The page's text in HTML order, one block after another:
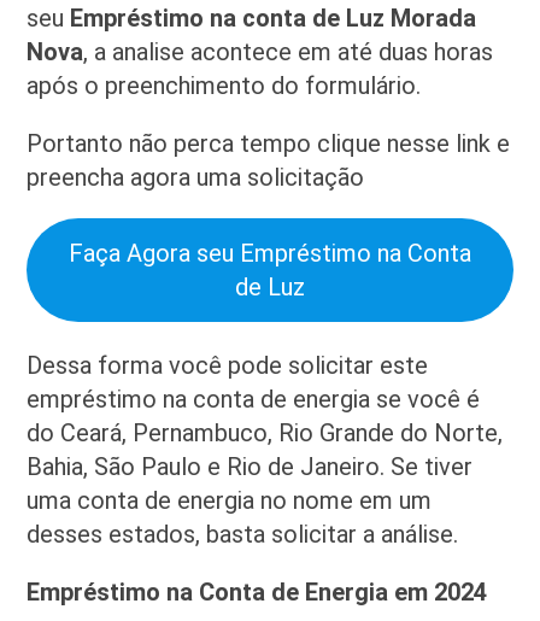
seu Empréstimo na conta de Luz Morada
Nova, a analise acontece em até duas horas
após o preenchimento do formulário.
Portanto não perca tempo clique nesse link e
preencha agora uma solicitação
Faça Agora seu Empréstimo na Conta
de Luz
Dessa forma você pode solicitar este
empréstimo na conta de energia se você é
do Ceará, Pernambuco, Rio Grande do Norte,
Bahia, São Paulo e Rio de Janeiro. Se tiver
uma conta de energia no nome em um
desses estados, basta solicitar a análise.
Empréstimo na Conta de Energia em 2024